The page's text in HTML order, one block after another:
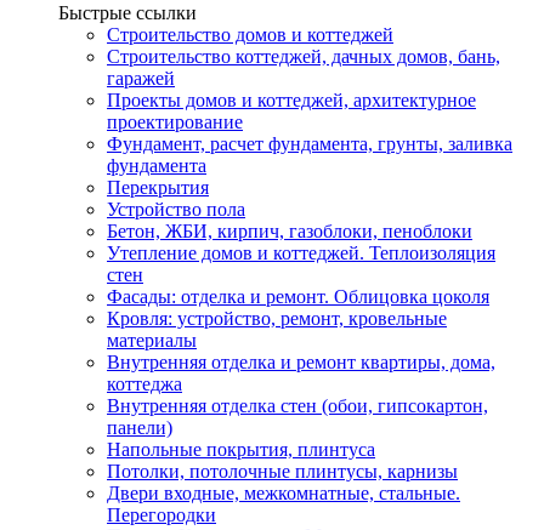
Быстрые ссылки
Строительство домов и коттеджей
Строительство коттеджей, дачных домов, бань,
гаражей
Проекты домов и коттеджей, архитектурное
проектирование
Фундамент, расчет фундамента, грунты, заливка
фундамента
Перекрытия
Устройство пола
Бетон, ЖБИ, кирпич, газоблоки, пеноблоки
Утепление домов и коттеджей. Теплоизоляция
стен
Фасады: отделка и ремонт. Облицовка цоколя
Кровля: устройство, ремонт, кровельные
материалы
Внутренняя отделка и ремонт квартиры, дома,
коттеджа
Внутренняя отделка стен (обои, гипсокартон,
панели)
Напольные покрытия, плинтуса
Потолки, потолочные плинтусы, карнизы
Двери входные, межкомнатные, стальные.
Перегородки